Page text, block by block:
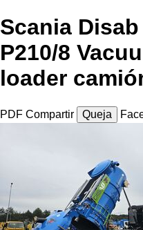
Scania
P210/8
loader
PDF Compartir Queja